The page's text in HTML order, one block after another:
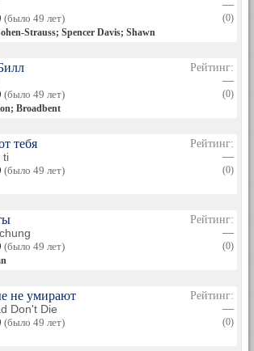
(было 49 лет)
Strauss; Spencer Davis; Shawn
—
(0)
(было 49 лет)
Broadbent
Рейтинг:
—
(0)
тебя
ti
(было 49 лет)
Рейтинг:
—
(0)
(было 49 лет)
Рейтинг:
—
(0)
не умирают
Don't Die
(было 49 лет)
Рейтинг:
—
(0)